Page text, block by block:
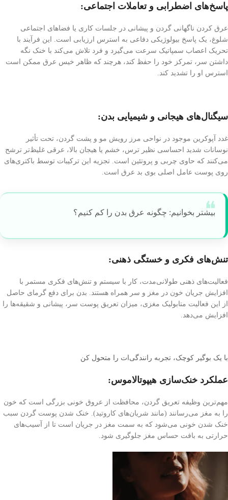
پاسخ‌های اضطرابی و تعاملات اجتماعی:
عرق کردن ناگهانی گردن و پیشانی در جلسات کاری یا فضاهای اجتماعی
شلوغ، یک پاسخ بیولوژیکی دفاعی به استرس ارزیابی است. این فرآیند با
تحریک اعصاب سمپاتیک سرعت می‌گیرد و فرد تلاش می‌کند با خنک نگه
داشتن سر، تمرکز خود را حفظ کند، هرچند که ظاهر خیس عرق ممکن است
استرس او را تشدید کند.
سیگنال‌های هیجانی و شیمیایی بدن:
غدد آپوکرین موجود در نواحی مرز رویش مو و پشت گردن، تحت تأثیر
نوسانات شدید احساسی نظیر ترس، خشم یا هیجان بالا، عرقی غلیظ‌تر ترشح
می‌کنند که حاوی چربی و پروتئین است. تجزیه این ترکیبات توسط باکتری‌های
روی پوست عامل اصلی بوی بد عرق است.
بیشتر بخوانیم: چگونه عرق بدن را کم کنیم؟
تنش‌های فکری و خستگی ذهنی:
فعالیت‌های ذهنی طولانی‌مدت، کار با سیستم و تنش‌های فکری مستمر با
افزایش جریان خون در مغز و سر همراه هستند. بدن برای دفع گرمای حاصل
از این فعالیت متابولیک مغزی، میزان تعریق پوست سر، پیشانی و شقیقه‌ها را
افزایش می‌دهد.
با یک بوگیر کوچک، تجربه رانندگی‌ات را متحول کن
عملکرد خنک‌سازی هیپوتالاموس:
مهم‌ترین وظیفه تعریق گردن، محافظت از عروق خونی بزرگی است که خون
را به مغز می‌رسانند (مانند شریان‌های کاروتید). خنک شدن پوست گردن سبب
خنک شدن خونی می‌شود که به سمت مغز در جریان است تا از آسیب‌های
حرارتی به بافت حساس مغز جلوگیری شود.